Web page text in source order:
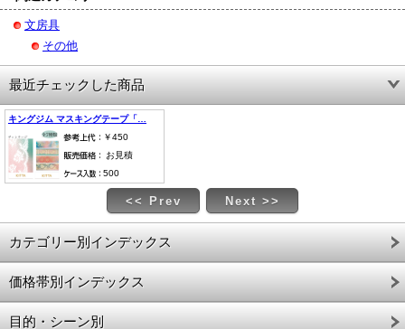
文房具
その他
最近チェックした商品
キングジム マスキングテープ「…
￥450
お見積
500
<< Prev Next >>
カテゴリー別インデックス
価格帯別インデックス
目的・シーン別